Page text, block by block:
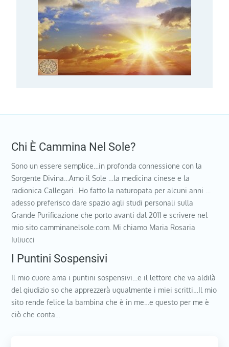
Chi È Cammina Nel Sole?
Sono un essere semplice…in profonda connessione con la
Sorgente Divina…Amo il Sole …la medicina cinese e la
radionica Callegari…Ho fatto la naturopata per alcuni anni …
adesso preferisco dare spazio agli studi personali sulla
Grande Purificazione che porto avanti dal 2011 e scrivere nel
mio sito camminanelsole.com. Mi chiamo Maria Rosaria
Iuliucci
I Puntini Sospensivi
Il mio cuore ama i puntini sospensivi…e il lettore che va aldilà
del giudizio so che apprezzerà ugualmente i miei scritti…Il mio
sito rende felice la bambina che è in me…e questo per me è
ciò che conta…